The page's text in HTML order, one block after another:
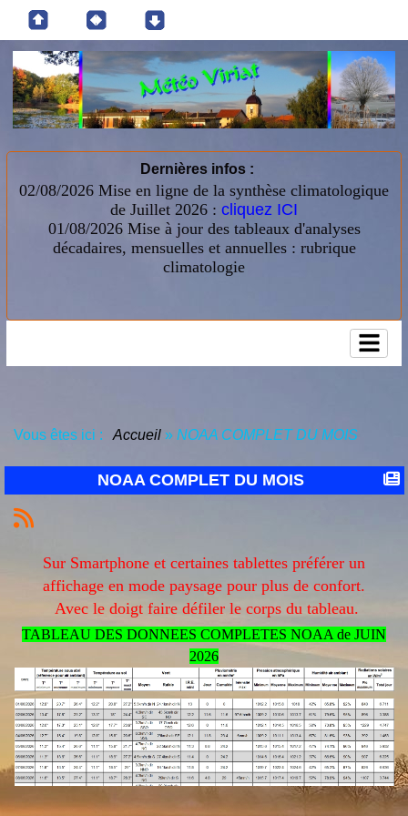
Dernières infos :
02/08/2026 Mise en ligne de la synthèse climatologique
de Juillet 2026 : cliquez ICI
01/08/2026 Mise à jour des tableaux d'analyses
décadaires, mensuelles et annuelles : rubrique
climatologie
Vous êtes ici : Accueil » NOAA COMPLET DU MOIS
NOAA COMPLET DU MOIS
Sur Smartphone et certaines tablettes préférer un
affichage en mode paysage pour plus de confort.
Avec le doigt faire défiler le corps du tableau.
TABLEAU DES DONNEES COMPLETES NOAA de JUIN
2026